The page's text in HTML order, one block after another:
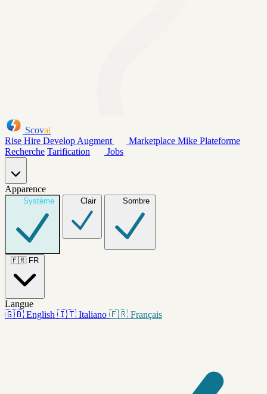
Scovai
Rise Hire Develop Augment Marketplace Mike Plateforme
Recherche Tarification Jobs
Apparence
Système Clair Sombre
🇫🇷 FR
Langue
🇬🇧 English 🇮🇹 Italiano 🇫🇷 Français